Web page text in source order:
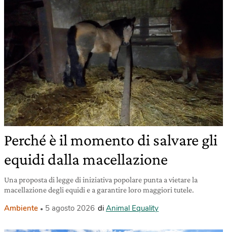
Perché è il momento di salvare gli
equidi dalla macellazione
Una proposta di legge di iniziativa popolare punta a vietare la
macellazione degli equidi e a garantire loro maggiori tutele.
Ambiente 5 agosto 2026 di Animal Equality